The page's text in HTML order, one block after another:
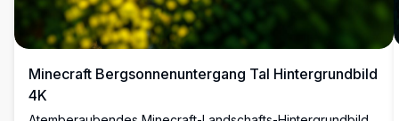
Minecraft Bergsonnenuntergang Tal Hintergrundbild
4K